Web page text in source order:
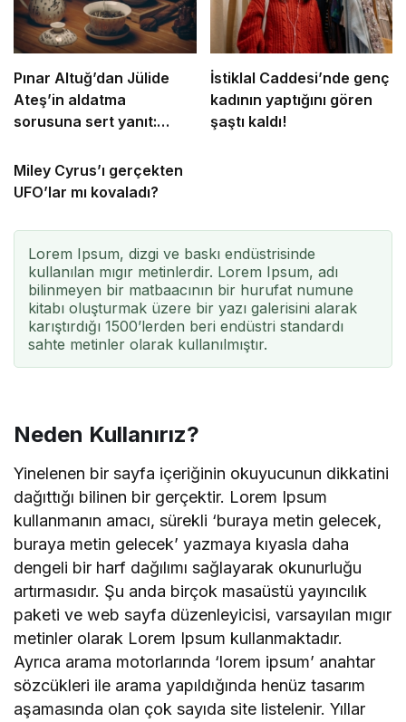
Pınar Altuğ’dan Jülide
Ateş’in aldatma
sorusuna sert yanıt:
İstiklal Caddesi’nde genç
kadının yaptığını gören
şaştı kaldı!
Miley Cyrus’ı gerçekten
UFO’lar mı kovaladı?
Lorem Ipsum, dizgi ve baskı endüstrisinde
kullanılan mıgır metinlerdir. Lorem Ipsum, adı
bilinmeyen bir matbaacının bir hurufat numune
kitabı oluşturmak üzere bir yazı galerisini alarak
karıştırdığı 1500’lerden beri endüstri standardı
sahte metinler olarak kullanılmıştır.
Neden Kullanırız?
Yinelenen bir sayfa içeriğinin okuyucunun dikkatini
dağıttığı bilinen bir gerçektir. Lorem Ipsum
kullanmanın amacı, sürekli ‘buraya metin gelecek,
buraya metin gelecek’ yazmaya kıyasla daha
dengeli bir harf dağılımı sağlayarak okunurluğu
artırmasıdır. Şu anda birçok masaüstü yayıncılık
paketi ve web sayfa düzenleyicisi, varsayılan mıgır
metinler olarak Lorem Ipsum kullanmaktadır.
Ayrıca arama motorlarında ‘lorem ipsum’ anahtar
sözcükleri ile arama yapıldığında henüz tasarım
aşamasında olan çok sayıda site listelenir. Yıllar